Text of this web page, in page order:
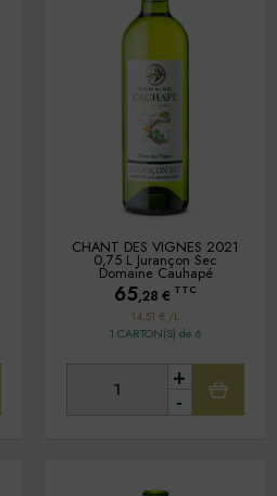
CHANT DES VIGNES 2021
0,75 L Jurançon Sec
Domaine Cauhapé
65,28 € TTC
14,51 € /L
1 CARTON(S) de 6
-
+